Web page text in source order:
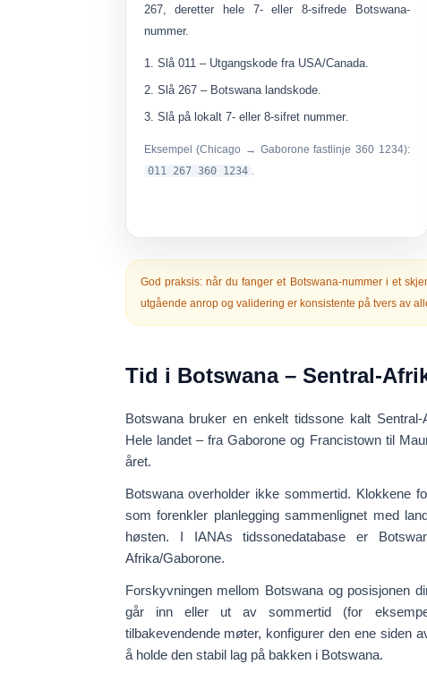
267, deretter hele 7- eller 8-sifrede Botswana-
nummer.
Slå 011– Utgangskode fra USA/Canada.
Slå 267– Botswana landskode.
Slå på lokalt 7- eller 8-sifret nummer.
Eksempel (Chicago → Gaborone fastlinje 360 ​​1234):
011 267 360 1234 .
God praksis:når du fanger et Botswana-nummer i et
utgående anrop og validering er konsistente på tvers av
Tid i Botswana – Sentral-
Botswana bruker en enkelt tidssone kalt
Hele landet – fra Gaborone og Francistown til
året.
Botswanaoverholder ikke sommertid. Klokkene
som forenkler planlegging sammenlignet med
høsten. I IANAs tidssonedatabase er
Afrika/Gaborone.
Forskyvningen mellom Botswana og posisjonen
går inn eller ut av sommertid (for
tilbakevendende møter, konfigurer den ene siden
å holde den stabil lag på bakken i Botswana.